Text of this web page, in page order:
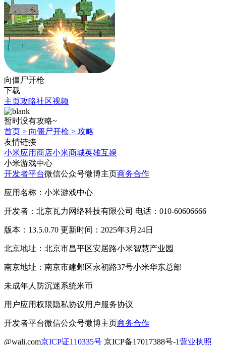
向僵尸开枪
下载
主页攻略社区视频
暂时没有攻略~
首页 > 向僵尸开枪 > 攻略
友情链接
小米应用商店小米商城英雄互娱
小米游戏中心
开发者平台微信公众号微博主页商务合作
应用名称：小米游戏中心
开发者：北京瓦力网络科技有限公司 电话：010-60606666
版本：13.5.0.70 更新时间：2025年3月24日
北京地址：北京市昌平区安居路小米智慧产业园
南京地址：南京市建邺区永初路37号小米华东总部
未成年人防沉迷系统米币
用户应用权限隐私协议用户服务协议
开发者平台微信公众号微博主页商务合作
@wali.com京ICP证110335号 京ICP备17017388号-1营业执照